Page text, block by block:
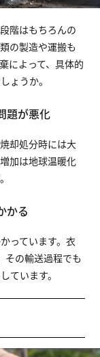
階はもちろんの
の製造や運搬も
によって、具体的
ょうか。
題が悪化
却処分時には大
加は地球温暖化
かる
っています。衣
その輸送過程でも
ています。